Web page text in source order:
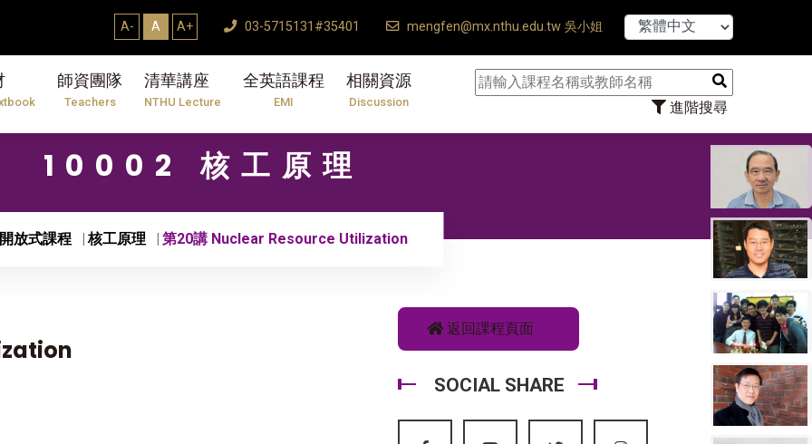
A- A A+ 03-5715131#35401 mengfen@mx.nthu.edu.tw 吳小姐
師資團隊
Teachers
清華講座
NTHU Lecture
全英語課程
EMI
相關資源
Discussion 進階搜尋
【7/31】114
10002 核工原理
放式課程 核工原理 第20講 Nuclear Resource Utilization
返回課程頁面
SOCIAL SHARE